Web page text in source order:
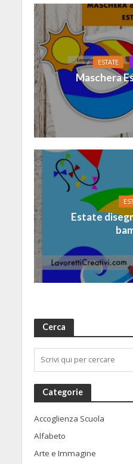
ESTATE
Maschera
Estate
Cerca
Categorie
Accoglienza Scuola
Alfabeto
Arte e Immagine